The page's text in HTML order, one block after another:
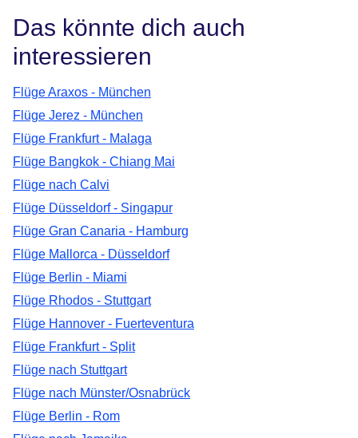
Das könnte dich auch
interessieren
Flüge Araxos - München
Flüge Jerez - München
Flüge Frankfurt - Malaga
Flüge Bangkok - Chiang Mai
Flüge nach Calvi
Flüge Düsseldorf - Singapur
Flüge Gran Canaria - Hamburg
Flüge Mallorca - Düsseldorf
Flüge Berlin - Miami
Flüge Rhodos - Stuttgart
Flüge Hannover - Fuerteventura
Flüge Frankfurt - Split
Flüge nach Stuttgart
Flüge nach Münster/Osnabrück
Flüge Berlin - Rom